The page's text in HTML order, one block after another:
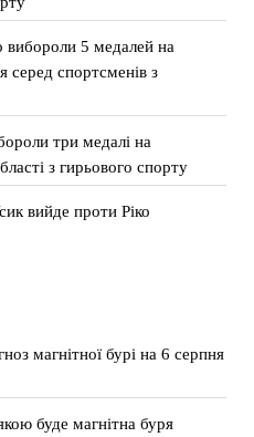
вибороли 5 медалей на
серед спортсменів з
три медалі на
з гирьового спорту
вийде проти Ріко
магнітної бурі на 6 серпня
буде магнітна буря